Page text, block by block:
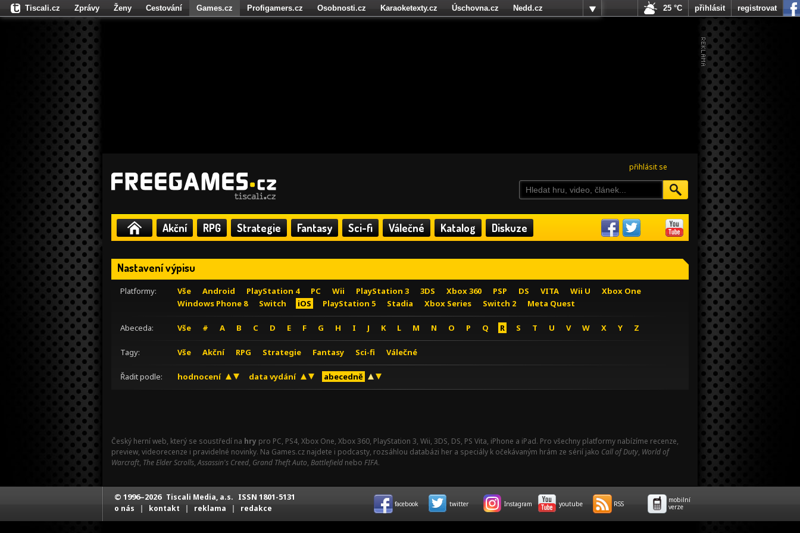
přihlásit se
Akční RPG Strategie Fantasy Sci-fi Válečné Katalog Diskuze
Nastavení výpisu
Platformy: Vše Android PlayStation 4 PC Wii PlayStation 3 3DS Xbox 360 PSP DS VITA Wii U
Xbox One
Windows Phone 8
Switch iOS PlayStation 5 Stadia Xbox Series Switch 2 Meta Quest
Abeceda: Vše # A B C D E F G H I J K L M N O P Q R S T U V W X Y Z
Tagy: Vše Akční RPG Strategie Fantasy Sci-fi Válečné
Řadit podle: hodnocení data vydání abecedně
Český herní web, který se soustředí na hry pro PC, PS4, Xbox One, Xbox 360, PlayStation 3, Wii, 3DS, DS, PS Vita, iPhone a iPad. Pro všechny platformy nabízíme recenze,
preview, videorecenze i pravidelné novinky. Na Games.cz najdete i podcasty, rozsáhlou databázi her a speciály k očekávaným hrám ze sérií jako Call of Duty, World of
Warcraft, The Elder Scrolls,Assassin's Creed, Grand Theft Auto, Battlefield nebo FIFA.
Tiscali.cz Zprávy Ženy Cestování Games.cz Profigamers.cz Osobnosti.cz Karaoketexty.cz Úschovna.cz
Nedd.cz
Fights.cz
25 °C přihlásit registrovat
© 1996–2026 Tiscali Media, a.s. ISSN 1801-5131
o nás | kontakt | reklama | redakce facebook twitter Instagram youtube RSS
mobilní
verze